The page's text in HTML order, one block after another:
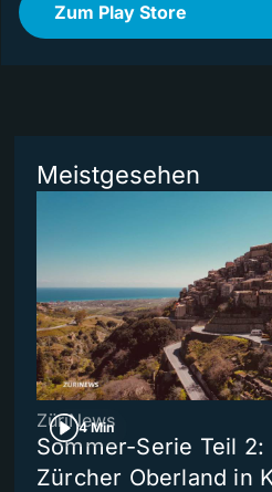
Zum Play Store
Meistgesehen
4 Min
ZüriNews
Sommer-Serie Teil 2:
Zürcher Oberland in